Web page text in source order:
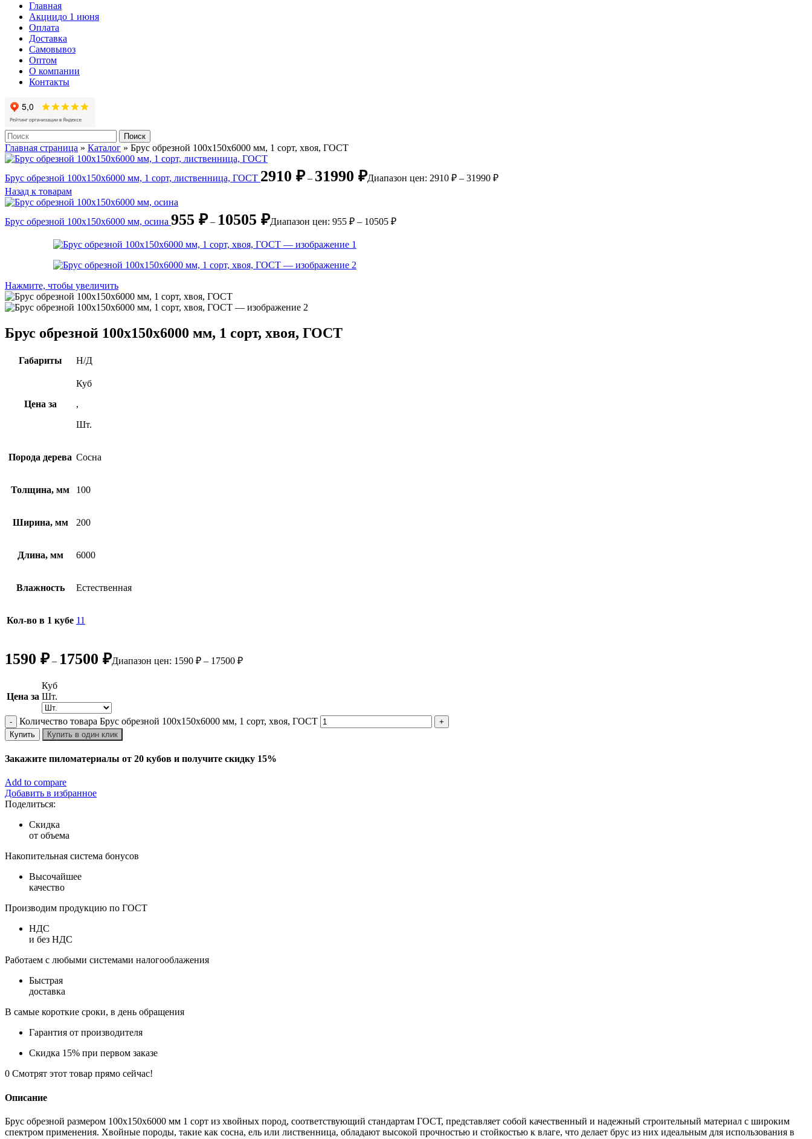
Главная
Акциидо 1 июня
Оплата
Доставка
Самовывоз
Оптом
О компании
Контакты
Поиск
Главная страница » Каталог » Брус обрезной 100х150х6000 мм, 1 сорт, хвоя, ГОСТ
Брус обрезной 100х150х6000 мм, 1 сорт, лиственница, ГОСТ 2910 ₽ – 31990 ₽Диапазон цен: 2910 ₽ – 31990 ₽
Назад к товарам
Брус обрезной 100х150х6000 мм, осина 955 ₽ – 10505 ₽Диапазон цен: 955 ₽ – 10505 ₽
Нажмите, чтобы увеличить
Брус обрезной 100х150х6000 мм, 1 сорт, хвоя, ГОСТ
Габариты Н/Д
Цена за
Куб
,
Шт.
Порода дерева Сосна
Толщина, мм 100
Ширина, мм 200
Длина, мм 6000
Влажность Естественная
Кол-во в 1 кубе 11
1590 ₽ – 17500 ₽Диапазон цен: 1590 ₽ – 17500 ₽
Цена за
Куб
Шт.
Количество товара Брус обрезной 100х150х6000 мм, 1 сорт, хвоя, ГОСТ
Купить Купить в один клик
Закажите пиломатериалы от 20 кубов и получите скидку 15%
Add to compare
Добавить в избранное
Поделиться:
Скидка
от объема
Накопительная система бонусов
Высочайшее
качество
Производим продукцию по ГОСТ
НДС
и без НДС
Работаем с любыми системами налогооблажения
Быстрая
доставка
В самые короткие сроки, в день обращения
Гарантия от производителя
Скидка 15% при первом заказе
0 Смотрят этот товар прямо сейчас!
Описание
Брус обрезной размером 100х150х6000 мм 1 сорт из хвойных пород, соответствующий стандартам ГОСТ, представляет собой качественный и надежный строительный материал с широким
спектром применения. Хвойные породы, такие как сосна, ель или лиственница, обладают высокой прочностью и стойкостью к влаге, что делает брус из них идеальным для использования в